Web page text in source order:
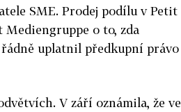
SME. Prodej podílu v Petit
Mediengruppe o to, zda
uplatnil předkupní právo
V září oznámila, že ve